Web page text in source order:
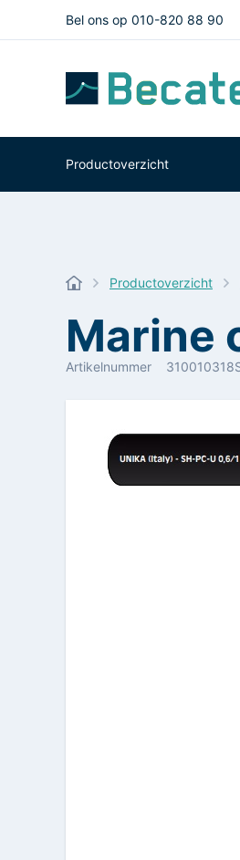
Bel ons op 010-820 88 90
Productoverzicht
Productoverzicht
Marine
Artikelnummer